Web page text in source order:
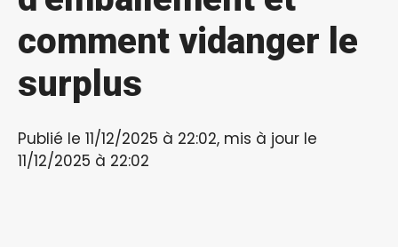
comment vidanger le
surplus
Publié le 11/12/2025 à 22:02, mis à jour le
11/12/2025 à 22:02